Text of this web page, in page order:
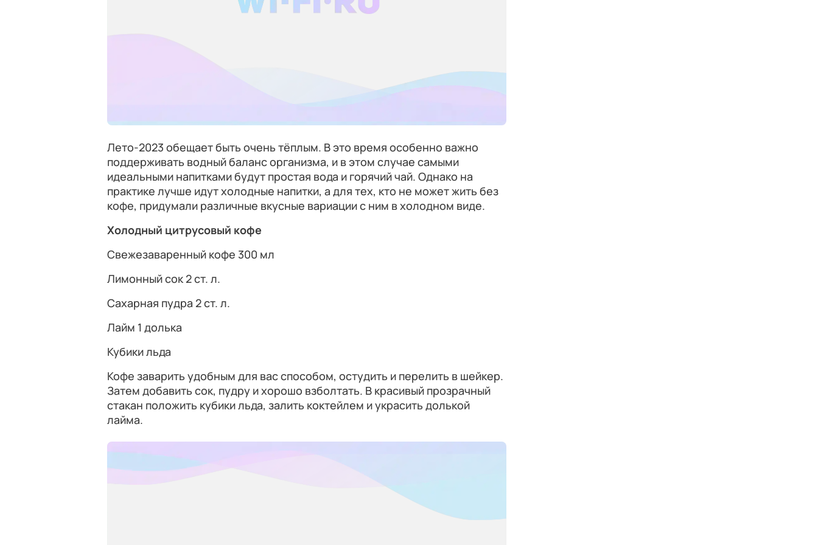
Лето-2023 обещает быть очень тёплым. В это время особенно важно
поддерживать водный баланс организма, и в этом случае самыми
идеальными напитками будут простая вода и горячий чай. Однако на
практике лучше идут холодные напитки, а для тех, кто не может жить без
кофе, придумали различные вкусные вариации с ним в холодном виде.
Холодный цитрусовый кофе
Свежезаваренный кофе 300 мл
Лимонный сок 2 ст. л.
Сахарная пудра 2 ст. л.
Лайм 1 долька
Кубики льда
Кофе заварить удобным для вас способом, остудить и перелить в шейкер.
Затем добавить сок, пудру и хорошо взболтать. В красивый прозрачный
стакан положить кубики льда, залить коктейлем и украсить долькой
лайма.